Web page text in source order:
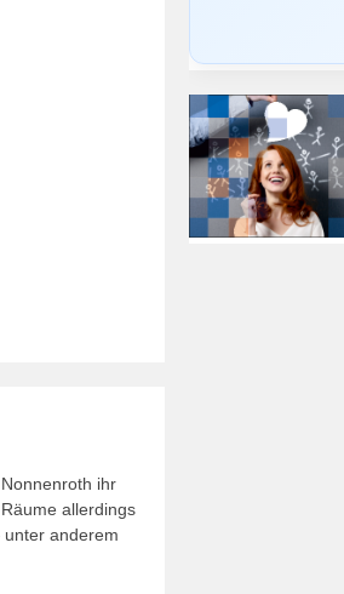
ihr
allerdings
anderem